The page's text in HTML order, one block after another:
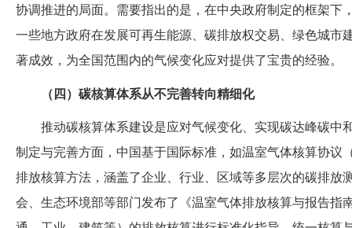
协调推进的局面。需要指出的是，在中央政府制定的框架下
一些地方政府在发展可再生能源、碳排放权交易、绿色城市
著成效，为全国范围内的气候变化应对提供了宝贵的经验。
（四）碳核算体系从不完善转向精细化
推动碳核算体系建设是应对气候变化、实现碳达峰碳中
制定与完善方面，中国基于国际标准，如温室气体核算协议
排放核算方法，涵盖了企业、行业、区域等多层次的碳排放
会、生态环境部等部门发布了《温室气体排放核算与报告指